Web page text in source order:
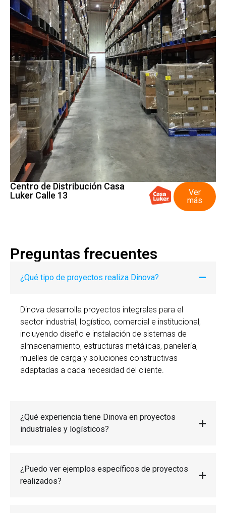
Centro de Distribución Casa
Luker Calle 13
Ver
más
Preguntas frecuentes
¿Qué tipo de proyectos realiza Dinova?
Dinova desarrolla proyectos integrales para el
sector industrial, logístico, comercial e institucional,
incluyendo diseño e instalación de sistemas de
almacenamiento, estructuras metálicas, panelería,
muelles de carga y soluciones constructivas
adaptadas a cada necesidad del cliente.
¿Qué experiencia tiene Dinova en proyectos
industriales y logísticos?
¿Puedo ver ejemplos específicos de proyectos
realizados?